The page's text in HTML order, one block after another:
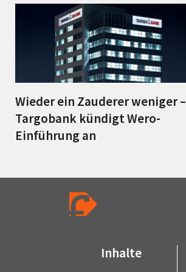
Wieder ein Zauderer weniger –
Targobank kündigt Wero-
Einführung an
Inhalte